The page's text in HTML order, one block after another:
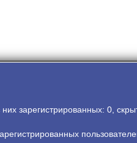
них зарегистрированных: 0,